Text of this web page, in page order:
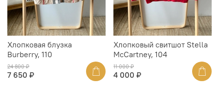
Хлопковая блузка
Burberry, 110
24 800 ₽
7 650 ₽
Хлопковый свитшот Stella
McCartney, 104
11 000 ₽
4 000 ₽